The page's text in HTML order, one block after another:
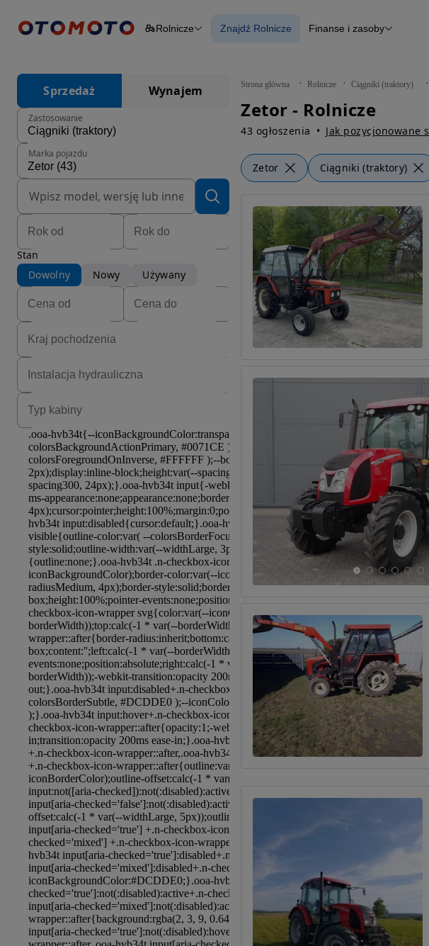
Osobowe
Przyczepy
Rolnicze Znajdź Rolnicze Finanse i zasoby
Strona główna Rolnicze Ciągniki (traktory)
Zetor - Rolnicze
43 ogłoszenia Jak pozycjonowane
Zetor Ciągniki (traktory)
Sprzedaż Wynajem
Zastosowanie
Marka pojazdu
Stan
Dowolny
Nowy Używany